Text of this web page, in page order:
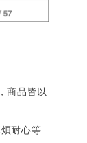
商品皆以
耐心等